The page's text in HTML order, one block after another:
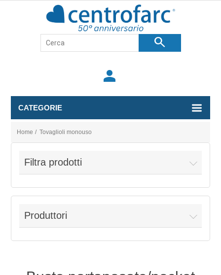
search
person
CATEGORIE
Home / Tovaglioli monouso
Filtra prodotti
Produttori